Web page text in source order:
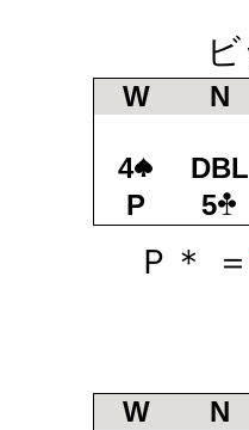
ビッド
W N
4
DBL
P
5
Ｐ＊ ＝
W N